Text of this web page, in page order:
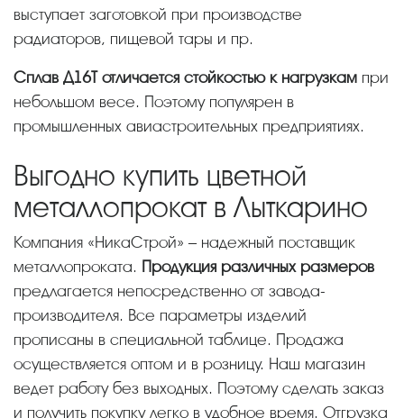
выступает заготовкой при производстве
радиаторов, пищевой тары и пр.
Сплав Д16Т отличается стойкостью к нагрузкам при
небольшом весе. Поэтому популярен в
промышленных авиастроительных предприятиях.
Выгодно купить цветной
металлопрокат в Лыткарино
Компания «НикаСтрой» – надежный поставщик
металлопроката. Продукция различных размеров
предлагается непосредственно от завода-
производителя. Все параметры изделий
прописаны в специальной таблице. Продажа
осуществляется оптом и в розницу. Наш магазин
ведет работу без выходных. Поэтому сделать заказ
и получить покупку легко в удобное время. Отгрузка